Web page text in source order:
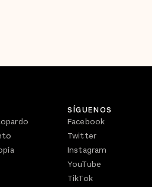
SÍGUENOS
Facebook
Twitter
Instagram
YouTube
TikTok